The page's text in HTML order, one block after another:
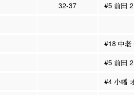
32-37
#5 前田
#18 中老
#5 前田
#4 小幡